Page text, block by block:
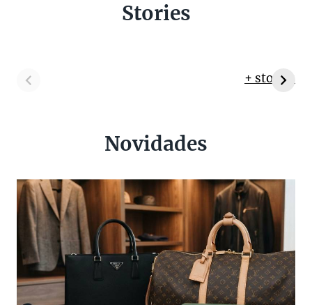
Stories
+ stories
Novidades